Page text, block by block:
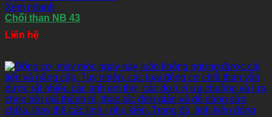
Xem nhanh
Chổi than NB 43
Liên hệ